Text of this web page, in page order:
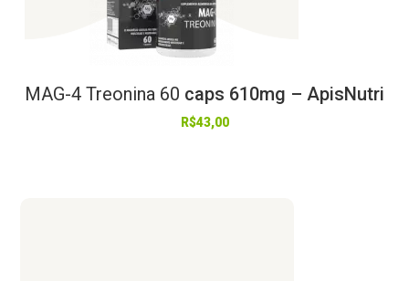
MAG-4 Treonina 60 caps 610mg – ApisNutri
R$43,00